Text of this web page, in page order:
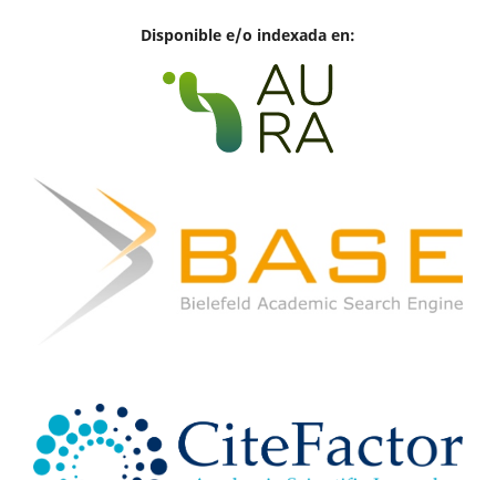
Disponible e/o indexada en: